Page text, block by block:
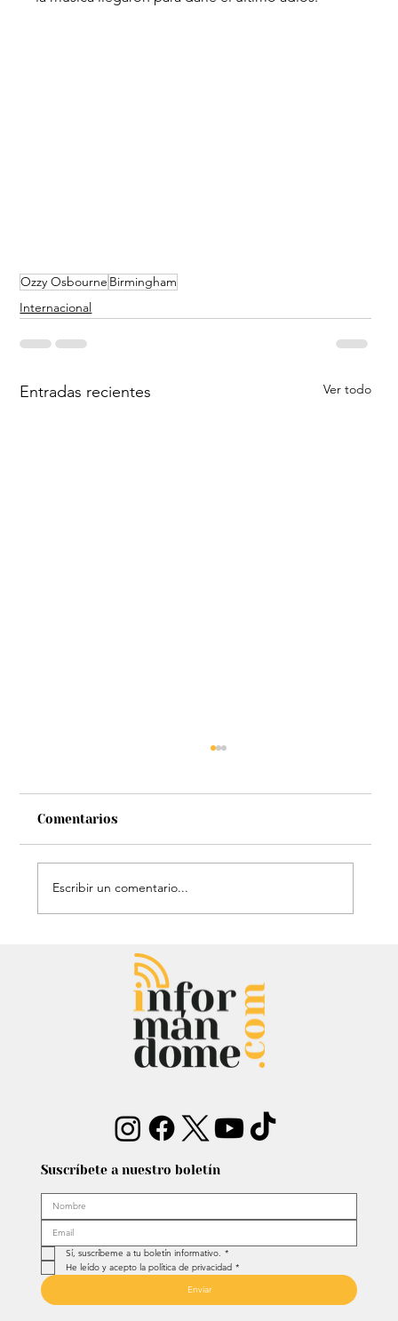
Ozzy Osbourne Birmingham
Internacional
Entradas recientes Ver todo
Audiencia de Maduro en Estados
Unidos: Debate por fondos para su
defensa marca el proceso
Comentarios
Escribir un comentario...
Suscríbete a nuestro boletín
Sí, suscríbeme a tu boletín informativo. *
He leído y acepto la política de privacidad *
Enviar